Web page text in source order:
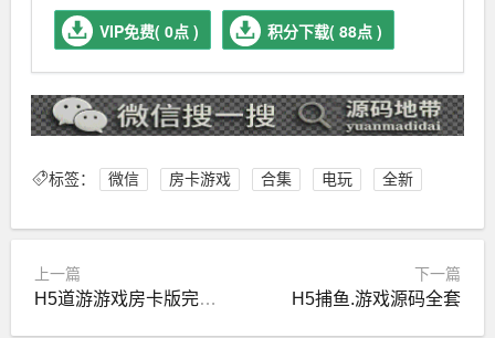
VIP免费( 0点 ) 积分下载( 88点 )
标签： 微信 房卡游戏 合集 电玩 全新
上一篇
H5道游游戏房卡版完整全套
下一篇
H5捕鱼.游戏源码全套